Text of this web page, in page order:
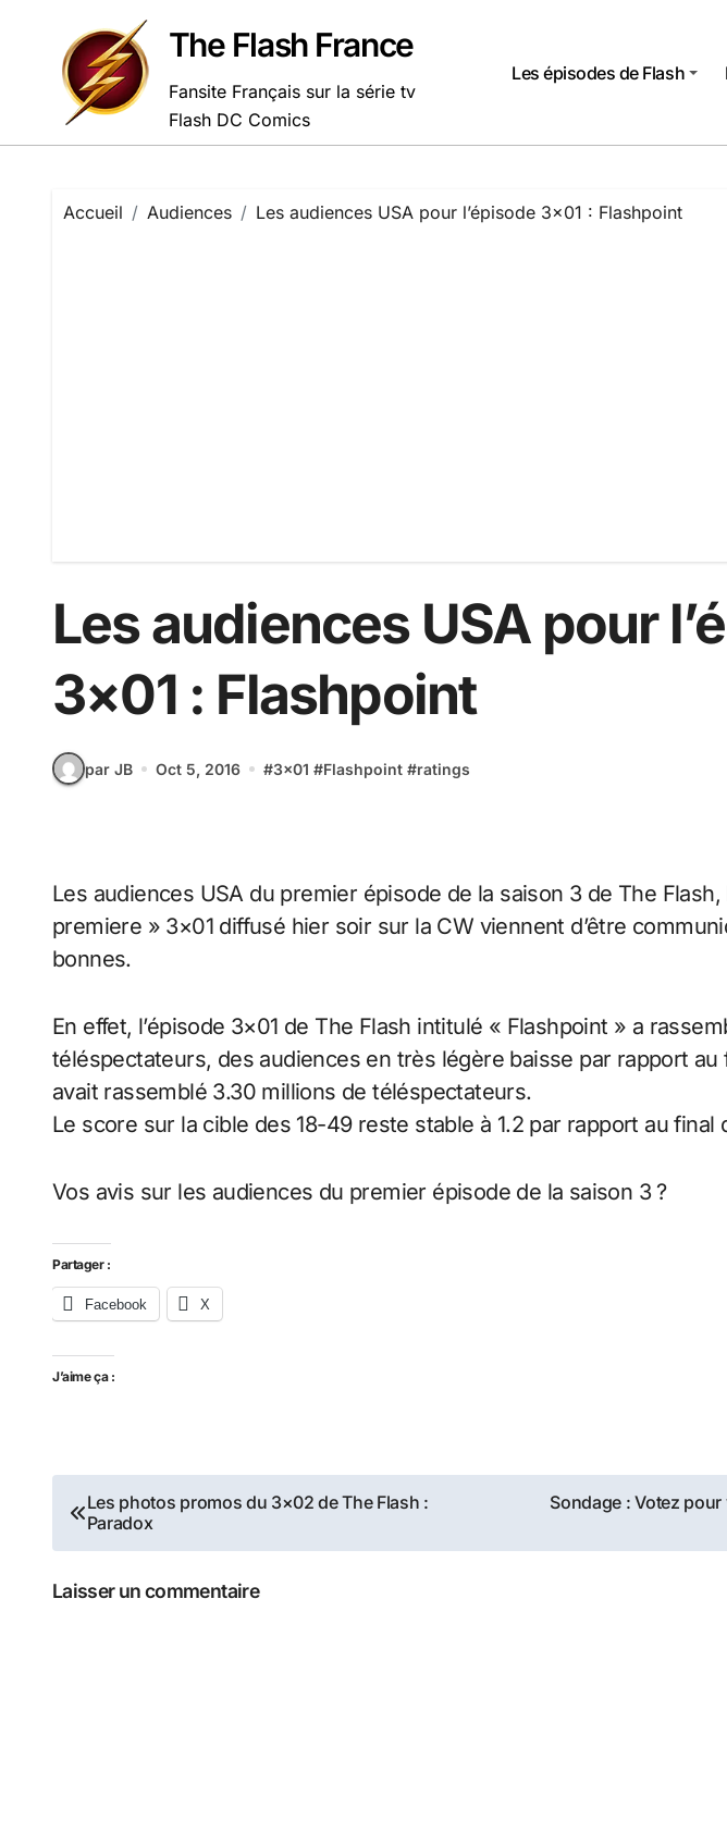
contenu
The Flash France
Fansite Français sur la série tv
Flash DC Comics
Les épisodes de Flash
Accueil Audiences Les audiences USA pour l’épisode 3×01 : Flashpoint
Les audiences USA pour
3×01 : Flashpoint
par JB Oct 5, 2016 #3x01 #Flashpoint #ratings
Les audiences USA du premier épisode de la saison 3 de The Flash, l’épisode de « season
premiere » 3×01 diffusé hier soir sur la CW viennent d’être
bonnes.
En effet, l’épisode 3×01 de The Flash intitulé « Flashpoint » a
téléspectateurs, des audiences en très légère baisse par rapport au
avait rassemblé 3.30 millions de téléspectateurs.
Le score sur la cible des 18-49 reste stable à 1.2 par rapport au final
Vos avis sur les audiences du premier épisode de la saison 3 ?
Partager :
Facebook X
J’aime ça :
Navigation
de
l’article
Les photos promos du 3×02 de The Flash :
Paradox
Sondage : Votez
Laisser un commentaire